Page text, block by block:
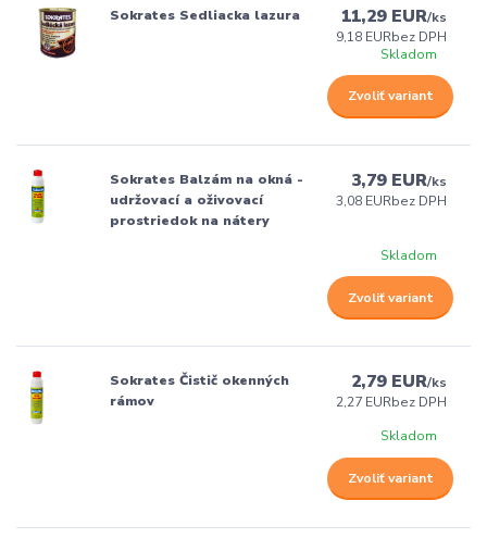
Sokrates Sedliacka lazura 11,29 EUR/ks
9,18 EURbez DPH
Skladom
Zvoliť variant
Sokrates Balzám na okná -
udržovací a oživovací
prostriedok na nátery
3,79 EUR/ks
3,08 EURbez DPH
Skladom
Zvoliť variant
Sokrates Čistič okenných
rámov
2,79 EUR/ks
2,27 EURbez DPH
Skladom
Zvoliť variant